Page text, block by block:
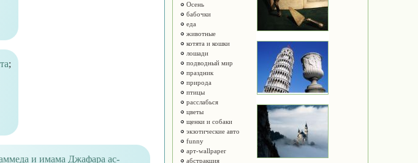
;
и имама Джафара ас-
Осень
бабочки
еда
животные
котята и кошки
лошади
подводный мир
праздник
природа
птицы
расслабься
цветы
щенки и собаки
экзотические авто
funny
арт-wallpaper
абстракция